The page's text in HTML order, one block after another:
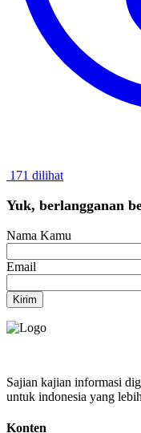
171 dilihat
Yuk, berlangganan
Nama Kamu
Email
Kirim
Sajian kajian informasi
untuk indonesia yang
Konten